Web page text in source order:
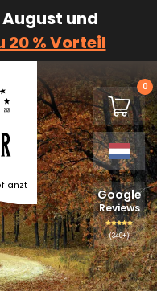
und
20 % Vorteil
Huren
€0,00 0
Google
Reviews
(340+)